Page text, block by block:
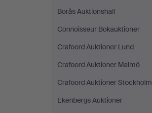
Borås Auktionshall
Connoisseur Bokauktioner
Crafoord Auktioner Lund
Crafoord Auktioner Malmö
Crafoord Auktioner Stockholm
Ekenbergs Auktioner